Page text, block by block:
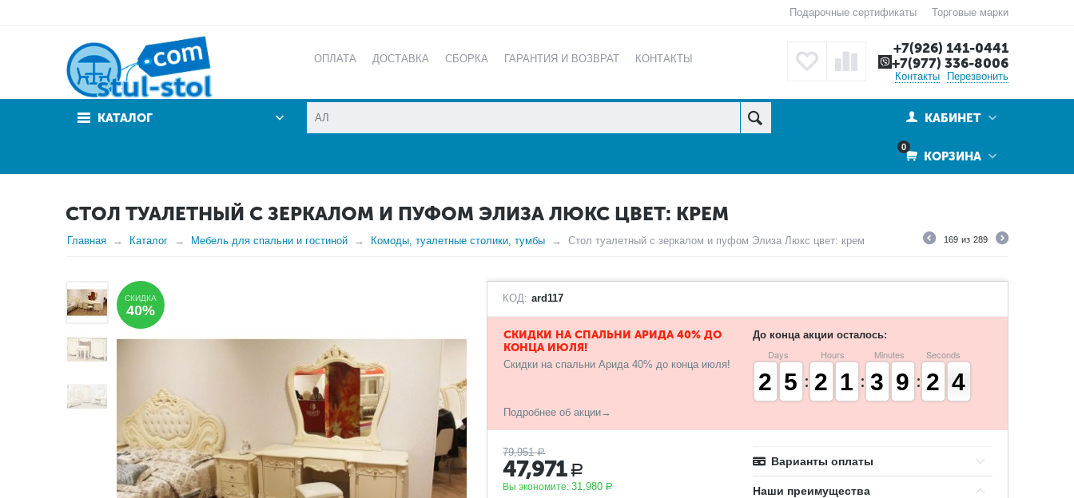
Подарочные сертификаты Торговые марки
ОПЛАТА ДОСТАВКА СБОРКА ГАРАНТИЯ И ВОЗВРАТ КОНТАКТЫ
+7(926) 141-0441
+7(977) 336-8006
Контакты Перезвонить
КАТАЛОГ КАБИНЕТ
0
КОРЗИНА
СТОЛ ТУАЛЕТНЫЙ С ЗЕРКАЛОМ И ПУФОМ ЭЛИЗА ЛЮКС ЦВЕТ: КРЕМ
Главная Каталог Мебель для спальни и гостиной Комоды, туалетные столики, тумбы Стол туалетный с зеркалом и пуфом Элиза Люкс цвет: крем 169 из 289
СКИДКА
40%
КОД: ard117
​СКИДКИ НА СПАЛЬНИ АРИДА 40% ДО
КОНЦА ИЮЛЯ!
Скидки на спальни Арида 40% до конца июля!
До конца акции осталось:
Days
1
1
2
2 4
4
5
5
Hours
1
1
2
2 1
1
1
1
Minutes
2
2
3
3 8
8
9
9
Seconds
1
1
2
2 4
3
3
Подробнее об акции→
79,951 Р
47,971 Р
Вы экономите:31,980 Р
Варианты оплаты
Наши преимущества